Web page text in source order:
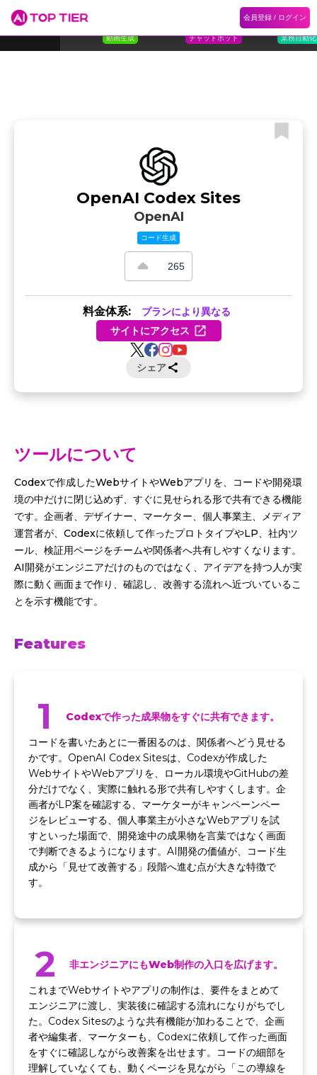
会員登録 / ログイン
ランキング
動画生成 チャットボット
3
Flokzu
業務自動化
OpenAI Codex Sites
OpenAI
コード生成
265
料金体系: プランにより異なる
サイトにアクセス
シェア
ツールについて
Codexで作成したWebサイトやWebアプリを、コードや開発環
境の中だけに閉じ込めず、すぐに見せられる形で共有できる機能
です。企画者、デザイナー、マーケター、個人事業主、メディア
運営者が、Codexに依頼して作ったプロトタイプやLP、社内ツ
ール、検証用ページをチームや関係者へ共有しやすくなります。
AI開発がエンジニアだけのものではなく、アイデアを持つ人が実
際に動く画面まで作り、確認し、改善する流れへ近づいているこ
とを示す機能です。
Features
1
Codexで作った成果物をすぐに共有できます。
コードを書いたあとに一番困るのは、関係者へどう見せる
かです。OpenAI Codex Sitesは、Codexが作成した
WebサイトやWebアプリを、ローカル環境やGitHubの差
分だけでなく、実際に触れる形で共有しやすくします。企
画者がLP案を確認する、マーケターがキャンペーンペー
ジをレビューする、個人事業主が小さなWebアプリを試
すといった場面で、開発途中の成果物を言葉ではなく画面
で判断できるようになります。AI開発の価値が、コード生
成から「見せて改善する」段階へ進む点が大きな特徴で
す。
2
非エンジニアにもWeb制作の入口を広げます。
これまでWebサイトやアプリの制作は、要件をまとめて
エンジニアに渡し、実装後に確認する流れになりがちでし
た。Codex Sitesのような共有機能が加わることで、企画
者や編集者、マーケターも、Codexに依頼して作った画面
をすぐに確認しながら改善案を出せます。コードの細部を
理解していなくても、動くページを見ながら「この導線を
ホーム 記事